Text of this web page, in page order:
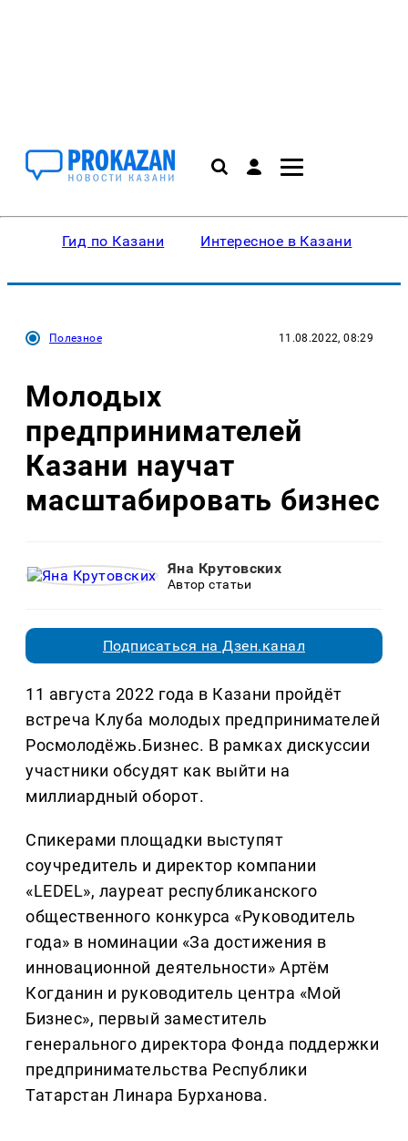
Гид по Казани Интересное в Казани
Полезное 11.08.2022, 08:29
Молодых
предпринимателей
Казани научат
масштабировать бизнес
Яна Крутовских
Автор статьи
Подписаться на Дзен.канал
11 августа 2022 года в Казани пройдёт
встреча Клуба молодых предпринимателей
Росмолодёжь.Бизнес. В рамках дискуссии
участники обсудят как выйти на
миллиардный оборот.
Спикерами площадки выступят
соучредитель и директор компании
«LEDEL», лауреат республиканского
общественного конкурса «Руководитель
года» в номинации «За достижения в
инновационной деятельности» Артём
Когданин и руководитель центра «Мой
Бизнес», первый заместитель
генерального директора Фонда поддержки
предпринимательства Республики
Татарстан Линара Бурханова.